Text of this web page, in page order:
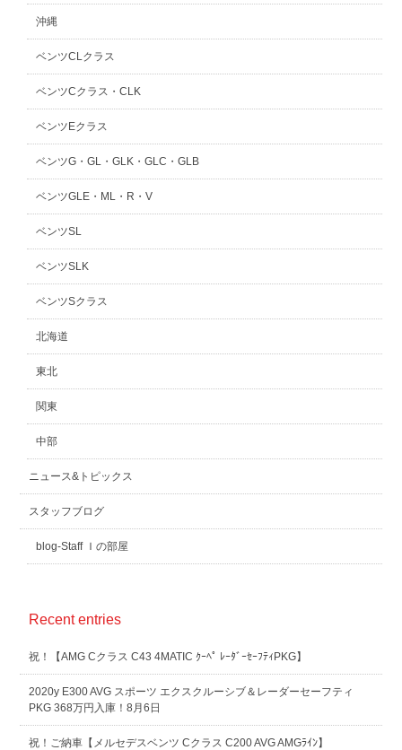
沖縄
ベンツCLクラス
ベンツCクラス・CLK
ベンツEクラス
ベンツG・GL・GLK・GLC・GLB
ベンツGLE・ML・R・V
ベンツSL
ベンツSLK
ベンツSクラス
北海道
東北
関東
中部
ニュース&トピックス
スタッフブログ
blog-Staff Ｉの部屋
Recent entries
祝！【AMG Cクラス C43 4MATIC ｸｰﾍﾟ ﾚｰﾀﾞｰｾｰﾌﾃｨPKG】
2020y E300 AVG スポーツ エクスクルーシブ＆レーダーセーフティ
PKG 368万円入庫！8月6日
祝！ご納車【メルセデスベンツ Cクラス C200 AVG AMGﾗｲﾝ】